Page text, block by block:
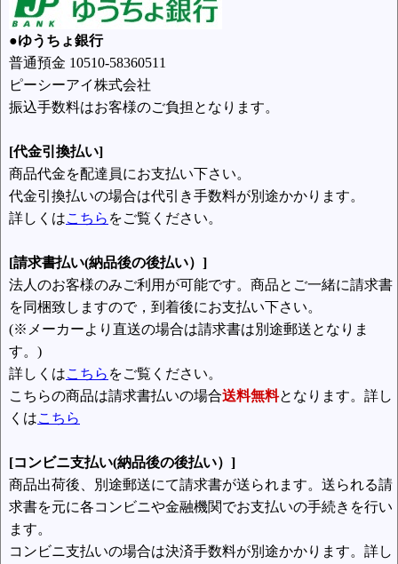
●ゆうちょ銀行
普通預金 10510-58360511
ピーシーアイ株式会社
振込手数料はお客様のご負担となります。
[代金引換払い]
商品代金を配達員にお支払い下さい。
代金引換払いの場合は代引き手数料が別途かかります。
詳しくはこちら をご覧ください。
[請求書払い(納品後の後払い）]
法人のお客様のみご利用が可能です。商品とご一緒に請求書
を同梱致しますので，到着後にお支払い下さい。
(※メーカーより直送の場合は請求書は別途郵送となりま
す。)
詳しくはこちら をご覧ください。
こちらの商品は請求書払いの場合送料無料となります。詳し
くはこちら
[コンビニ支払い(納品後の後払い）]
商品出荷後、別途郵送にて請求書が送られます。送られる請
求書を元に各コンビニや金融機関でお支払いの手続きを行い
ます。
コンビニ支払いの場合は決済手数料が別途かかります。詳し